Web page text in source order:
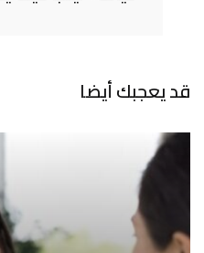
قد يعجبك أيضا